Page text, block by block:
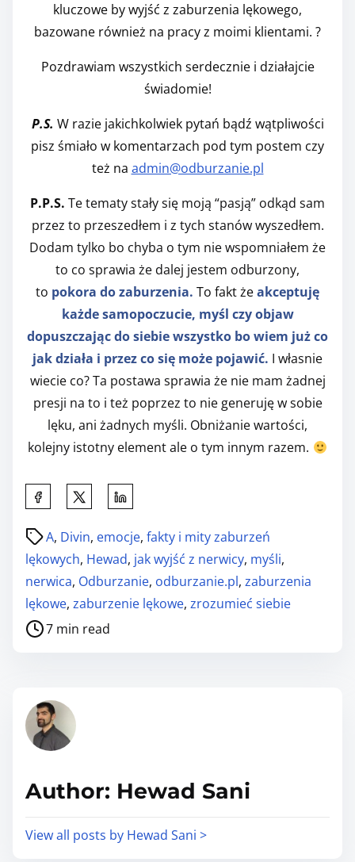
kluczowe by wyjść z zaburzenia lękowego,
bazowane również na pracy z moimi klientami. ?
Pozdrawiam wszystkich serdecznie i działajcie
świadomie!
P.S. W razie jakichkolwiek pytań bądź wątpliwości
pisz śmiało w komentarzach pod tym postem czy
też na admin@odburzanie.pl
P.P.S. Te tematy stały się moją “pasją” odkąd sam
przez to przeszedłem i z tych stanów wyszedłem.
Dodam tylko bo chyba o tym nie wspomniałem że
to co sprawia że dalej jestem odburzony,
to pokora do zaburzenia. To fakt żeakceptuję
każde samopoczucie, myśl czy objaw
dopuszczając do siebie wszystko bo wiem już co
jak działa i przez co się może pojawić. I własnie
wiecie co? Ta postawa sprawia że nie mam żadnej
presji na to i też poprzez to nie generuję w sobie
lęku, ani żadnych myśli. Obniżanie wartości,
kolejny istotny element ale o tym innym razem.
a
r
e
t
h
o
s
o
:
A, Divin, emocje, fakty i mity zaburzeń
lękowych, Hewad, jak wyjść z nerwicy, myśli,
nerwica, Odburzanie, odburzanie.pl, zaburzenia
lękowe, zaburzenie lękowe, zrozumieć siebie
P
o
s
t
r
t
i
7 min read
Author: Hewad Sani
View all posts by Hewad Sani >